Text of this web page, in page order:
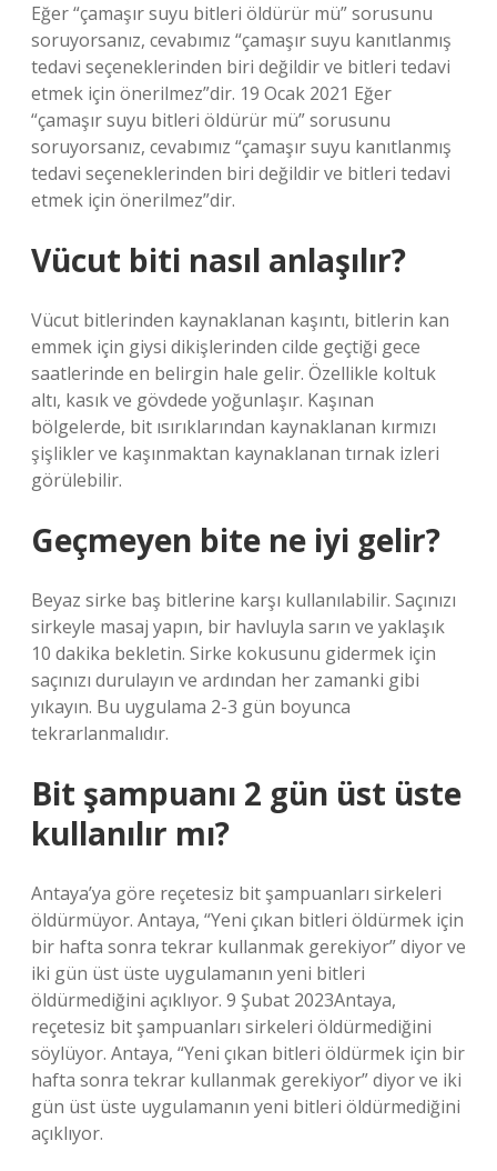
Eğer “çamaşır suyu bitleri öldürür mü” sorusunu
soruyorsanız, cevabımız “çamaşır suyu kanıtlanmış
tedavi seçeneklerinden biri değildir ve bitleri tedavi
etmek için önerilmez”dir. 19 Ocak 2021 Eğer
“çamaşır suyu bitleri öldürür mü” sorusunu
soruyorsanız, cevabımız “çamaşır suyu kanıtlanmış
tedavi seçeneklerinden biri değildir ve bitleri tedavi
etmek için önerilmez”dir.
Vücut biti nasıl anlaşılır?
Vücut bitlerinden kaynaklanan kaşıntı, bitlerin kan
emmek için giysi dikişlerinden cilde geçtiği gece
saatlerinde en belirgin hale gelir. Özellikle koltuk
altı, kasık ve gövdede yoğunlaşır. Kaşınan
bölgelerde, bit ısırıklarından kaynaklanan kırmızı
şişlikler ve kaşınmaktan kaynaklanan tırnak izleri
görülebilir.
Geçmeyen bite ne iyi gelir?
Beyaz sirke baş bitlerine karşı kullanılabilir. Saçınızı
sirkeyle masaj yapın, bir havluyla sarın ve yaklaşık
10 dakika bekletin. Sirke kokusunu gidermek için
saçınızı durulayın ve ardından her zamanki gibi
yıkayın. Bu uygulama 2-3 gün boyunca
tekrarlanmalıdır.
Bit şampuanı 2 gün üst üste
kullanılır mı?
Antaya’ya göre reçetesiz bit şampuanları sirkeleri
öldürmüyor. Antaya, “Yeni çıkan bitleri öldürmek için
bir hafta sonra tekrar kullanmak gerekiyor” diyor ve
iki gün üst üste uygulamanın yeni bitleri
öldürmediğini açıklıyor. 9 Şubat 2023Antaya,
reçetesiz bit şampuanları sirkeleri öldürmediğini
söylüyor. Antaya, “Yeni çıkan bitleri öldürmek için bir
hafta sonra tekrar kullanmak gerekiyor” diyor ve iki
gün üst üste uygulamanın yeni bitleri öldürmediğini
açıklıyor.